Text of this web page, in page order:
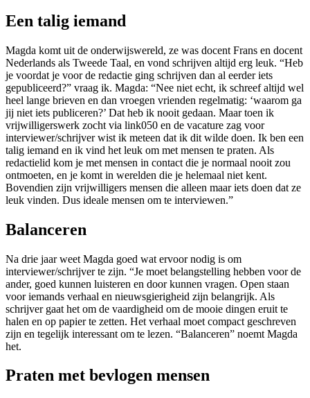
Een talig iemand
Magda komt uit de onderwijswereld, ze was docent Frans en docent
Nederlands als Tweede Taal, en vond schrijven altijd erg leuk. “Heb
je voordat je voor de redactie ging schrijven dan al eerder iets
gepubliceerd?” vraag ik. Magda: “Nee niet echt, ik schreef altijd wel
heel lange brieven en dan vroegen vrienden regelmatig: ‘waarom ga
jij niet iets publiceren?’ Dat heb ik nooit gedaan. Maar toen ik
vrijwilligerswerk zocht via link050 en de vacature zag voor
interviewer/schrijver wist ik meteen dat ik dit wilde doen. Ik ben een
talig iemand en ik vind het leuk om met mensen te praten. Als
redactielid kom je met mensen in contact die je normaal nooit zou
ontmoeten, en je komt in werelden die je helemaal niet kent.
Bovendien zijn vrijwilligers mensen die alleen maar iets doen dat ze
leuk vinden. Dus ideale mensen om te interviewen.”
Balanceren
Na drie jaar weet Magda goed wat ervoor nodig is om
interviewer/schrijver te zijn. “Je moet belangstelling hebben voor de
ander, goed kunnen luisteren en door kunnen vragen. Open staan
voor iemands verhaal en nieuwsgierigheid zijn belangrijk. Als
schrijver gaat het om de vaardigheid om de mooie dingen eruit te
halen en op papier te zetten. Het verhaal moet compact geschreven
zijn en tegelijk interessant om te lezen. “Balanceren” noemt Magda
het.
Praten met bevlogen mensen